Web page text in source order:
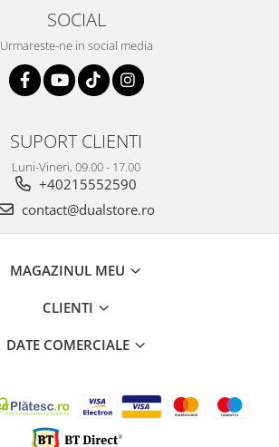
SOCIAL
Urmareste-ne in social media
SUPORT CLIENTI
Luni-Vineri, 09.00 - 17.00
+40215552590
contact@dualstore.ro
MAGAZINUL MEU
CLIENTI
DATE COMERCIALE